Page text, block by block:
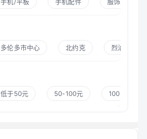
多伦多市中心 北约克 烈治文山
低于50元 50-100元 100-300元